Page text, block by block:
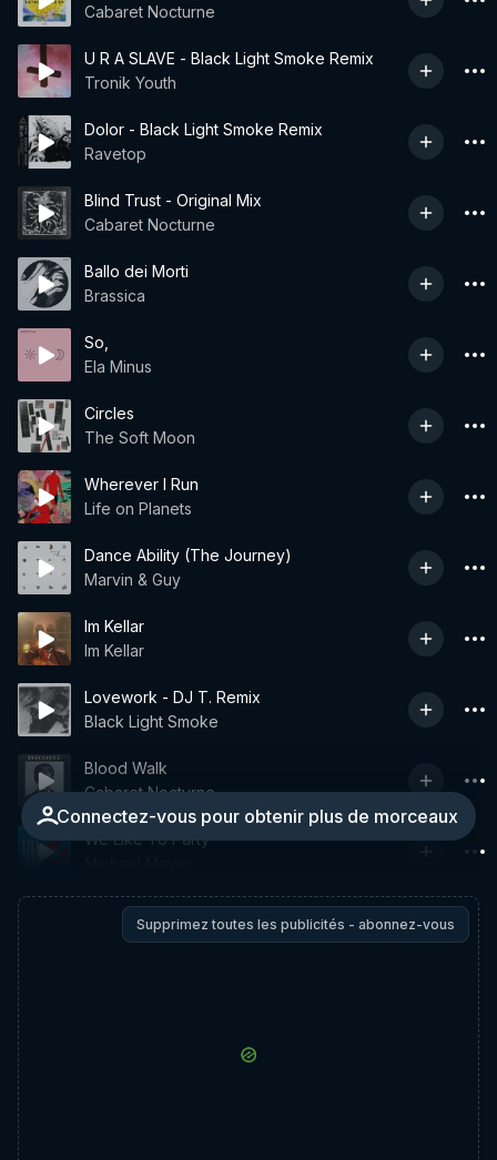
Cabaret Nocturne
U R A SLAVE - Black Light Smoke Remix
Tronik Youth
Dolor - Black Light Smoke Remix
Ravetop
Blind Trust - Original Mix
Cabaret Nocturne
Ballo dei Morti
Brassica
So,
Ela Minus
Circles
The Soft Moon
Wherever I Run
Life on Planets
Dance Ability (The Journey)
Marvin & Guy
Im Kellar
Im Kellar
Lovework - DJ T. Remix
Black Light Smoke
Connectez-vous pour obtenir plus de morceaux
Blood Walk
Cabaret Nocturne
We Like To Party
Supprimez toutes les publicités - abonnez-vous